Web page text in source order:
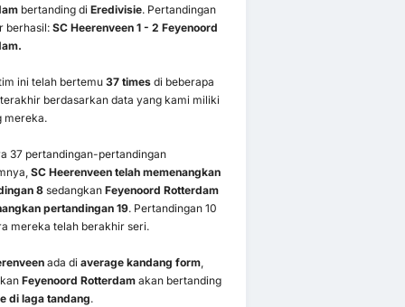
bertanding di Eredivisie. Pertandingan
berhasil: SC Heerenveen 1 - 2 Feyenoord
ini telah bertemu 37 timesdi beberapa
berdasarkan data yang kami miliki
mereka.
37 pertandingan-pertandingan
SC Heerenveen telah memenangkan
8sedangkan Feyenoord Rotterdam
pertandingan 19. Pertandingan 10
mereka telah berakhir seri.
ada di average kandang form,
Feyenoord Rotterdamakan bertanding
di laga tandang.